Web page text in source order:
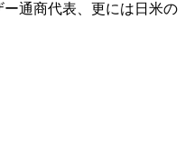
通商代表、更には日米の